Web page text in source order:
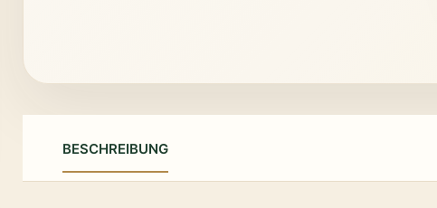
BESCHREIBUNG